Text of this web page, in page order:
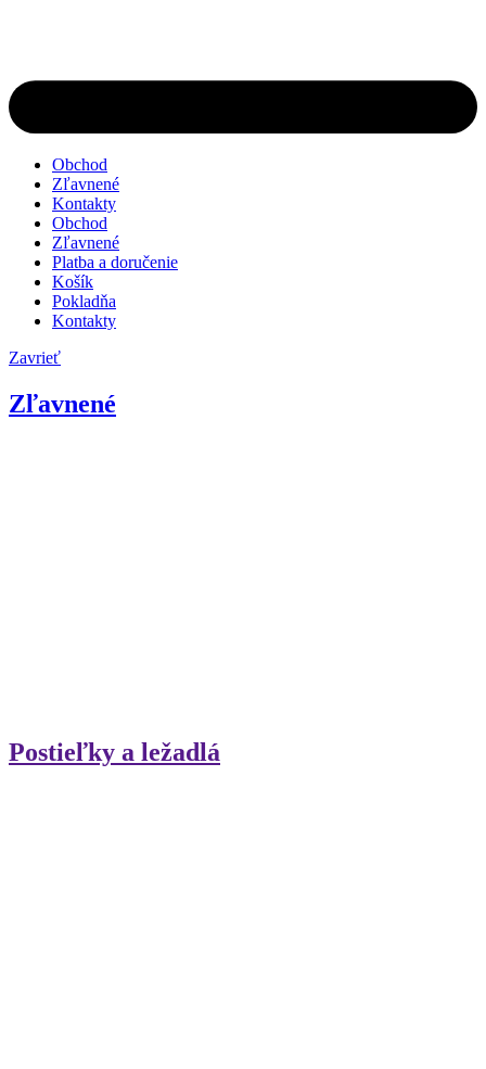
Obchod
Zľavnené
Kontakty
Obchod
Zľavnené
Platba a doručenie
Košík
Pokladňa
Kontakty
Zavrieť
Zľavnené
Postieľky a ležadlá